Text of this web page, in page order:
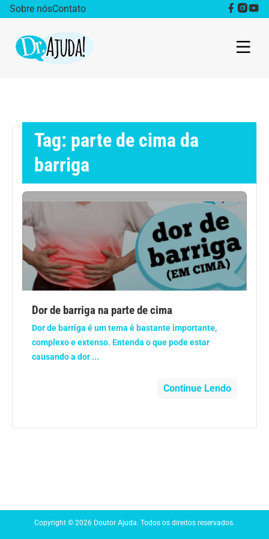
Sobre nósContato
Obesidade
Destaque
Bem estar
Vida Saudável
Saúde da mulher
Anemia
Anestesia
Aparelho Digestivo
Tag: parte de cima da
barriga
Dor de barriga na parte de cima
Dor de barriga é um tema é bastante importante,
complexo e extenso. Entenda o que pode estar
causando a dor ...
Continue Lendo
Copyright © 2026 Doutor Ajuda. Todos os direitos reservados.